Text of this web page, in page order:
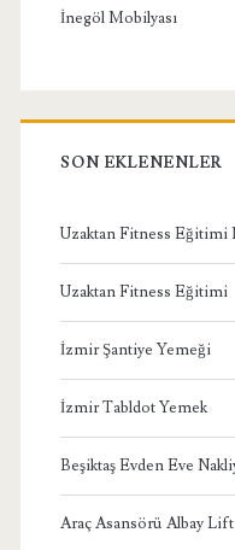
İnegöl Mobilyası
SON EKLENENLER
Uzaktan Fitness Eğitimi
Uzaktan Fitness Eğitimi
İzmir Şantiye Yemeği
İzmir Tabldot Yemek
Beşiktaş Evden Eve
Araç Asansörü Albay Lift